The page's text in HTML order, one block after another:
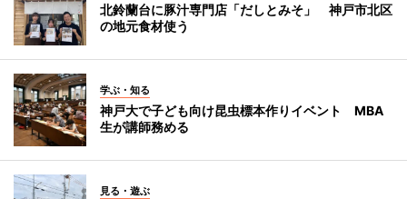
北鈴蘭台に豚汁専門店「だしとみそ」 神戸市北区
の地元食材使う
学ぶ・知る
神戸大で子ども向け昆虫標本作りイベント MBA
生が講師務める
見る・遊ぶ